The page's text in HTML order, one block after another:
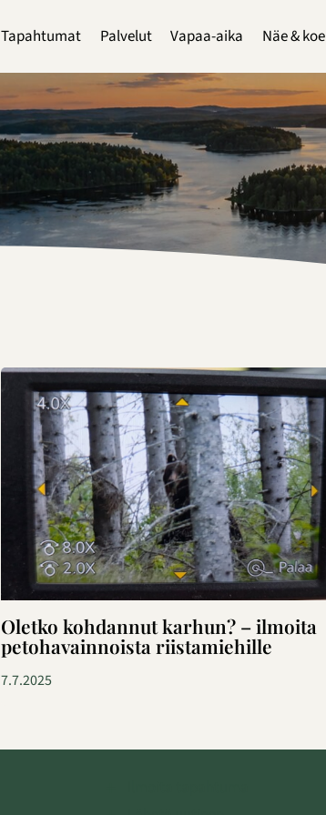
Tapahtumat Palvelut Vapaa-aika Näe & koe
Oletko kohdannut karhun? – ilmoita
petohavainnoista riistamiehille
7.7.2025